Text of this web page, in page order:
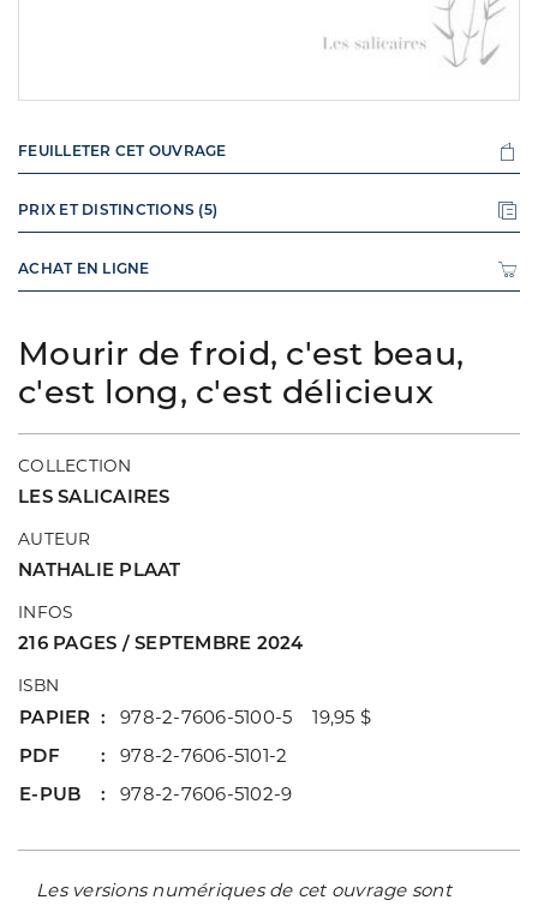
Mourir de froid, c'est beau,
c'est long, c'est délicieux
COLLECTION
LES SALICAIRES
AUTEUR
NATHALIE PLAAT
INFOS
216 PAGES / SEPTEMBRE 2024
ISBN
PAPIER
978-2-7606-5100-5 19,95 $
PDF
978-2-7606-5101-2
E-PUB
978-2-7606-5102-9
Les versions numériques de cet ouvrage sont
FEUILLETER CET OUVRAGE
PRIX ET DISTINCTIONS (5)
ACHAT EN LIGNE